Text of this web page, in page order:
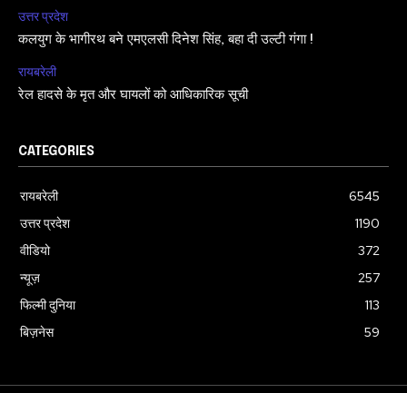
उत्तर प्रदेश
कलयुग के भागीरथ बने एमएलसी दिनेश सिंह, बहा दी उल्टी गंगा !
रायबरेली
रेल हादसे के मृत और घायलों को आधिकारिक सूची
CATEGORIES
रायबरेली
6545
उत्तर प्रदेश
1190
वीडियो
372
न्यूज़
257
फिल्मी दुनिया
113
बिज़नेस
59